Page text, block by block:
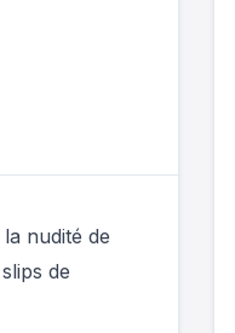
nudité de
de